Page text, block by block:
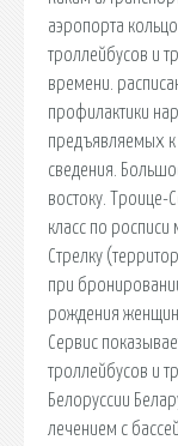
аэропорта
троллейбусов и
времени.
профилактики
предъявляемых
сведения.
востоку. Троице-
класс по
Стрелку
при
рождения
Сервис
троллейбусов и
Белоруссии
лечением с